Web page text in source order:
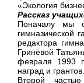
«Экология
Рассказ
Поначалу мы
гимназической
редактора
Гринёвой
февраля 1993
наград и грантов.
Второй